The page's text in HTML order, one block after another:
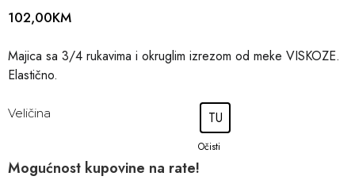
102,00KM
Majica sa 3/4 rukavima i okruglim izrezom od meke VISKOZE.
Elastično.
Veličina TU
Očisti
Mogućnost kupovine na rate!